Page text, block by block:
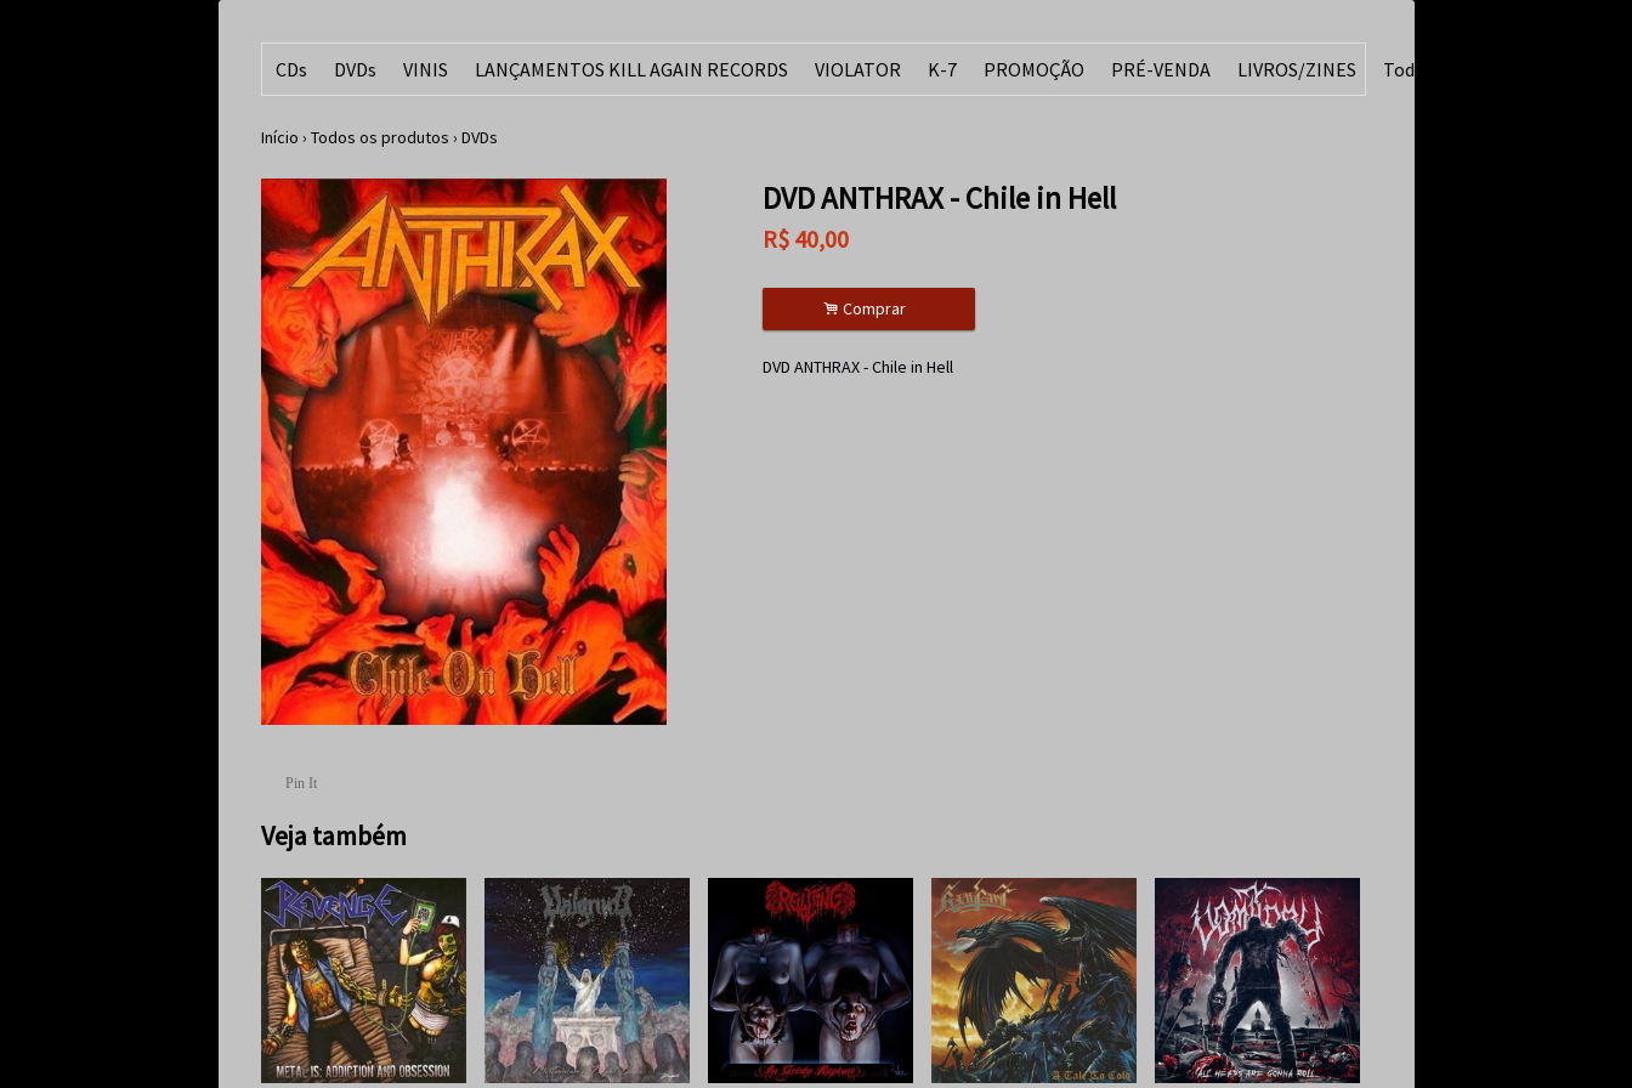
CDs DVDs VINIS LANÇAMENTOS KILL AGAIN RECORDS VIOLATOR K-7 PROMOÇÃO PRÉ-VENDA LIVROS/ZINES Todos
Início › Todos os produtos › DVDs
Pin It
DVD ANTHRAX - Chile in Hell
R$ 40,00
. Comprar
DVD ANTHRAX - Chile in Hell
Veja também